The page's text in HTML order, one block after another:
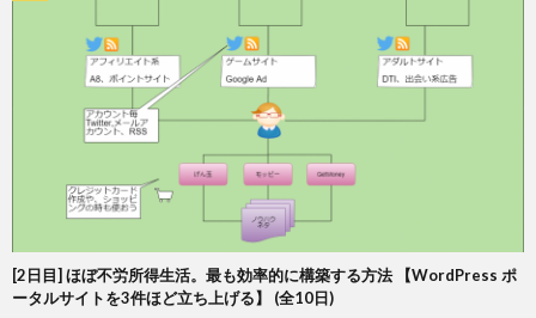
[2日目] ほぼ不労所得生活。最も効率的に構築する方法 【WordPress ポ
ータルサイトを3件ほど立ち上げる】 (全10日)